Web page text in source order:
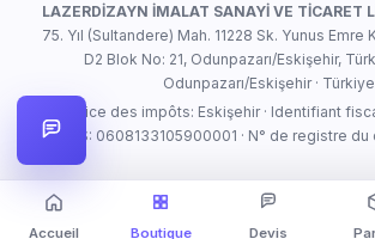
LAZERDİZAYN İMALAT SANAYİ VE TİCARET
75. Yıl (Sultandere) Mah. 11228 Sk. Yunus Emre
D2 Blok No: 21, Odunpazarı/Eskişehir,
Odunpazarı/Eskişehir · Türkiye
Service des impôts: Eskişehir · Identifiant
MERSIS: 0608133105900001 · N° de registre
Accueil Boutique Devis